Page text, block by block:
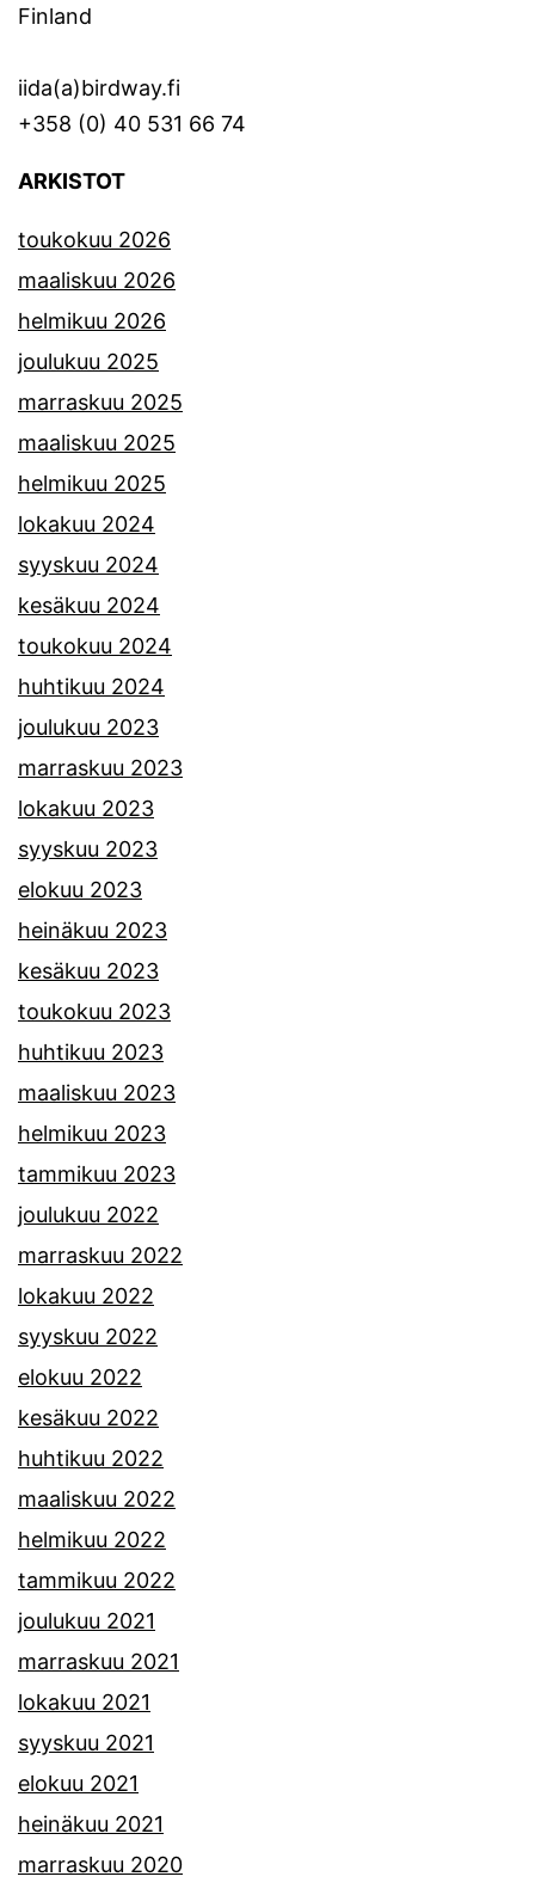
Finland
iida(a)birdway.fi
+358 (0) 40 531 66 74
ARKISTOT
toukokuu 2026
maaliskuu 2026
helmikuu 2026
joulukuu 2025
marraskuu 2025
maaliskuu 2025
helmikuu 2025
lokakuu 2024
syyskuu 2024
kesäkuu 2024
toukokuu 2024
huhtikuu 2024
joulukuu 2023
marraskuu 2023
lokakuu 2023
syyskuu 2023
elokuu 2023
heinäkuu 2023
kesäkuu 2023
toukokuu 2023
huhtikuu 2023
maaliskuu 2023
helmikuu 2023
tammikuu 2023
joulukuu 2022
marraskuu 2022
lokakuu 2022
syyskuu 2022
elokuu 2022
kesäkuu 2022
huhtikuu 2022
maaliskuu 2022
helmikuu 2022
tammikuu 2022
joulukuu 2021
marraskuu 2021
lokakuu 2021
syyskuu 2021
elokuu 2021
heinäkuu 2021
marraskuu 2020